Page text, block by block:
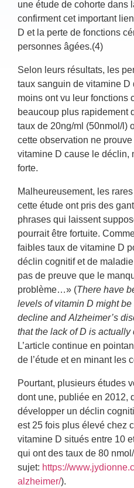
une étude de cohorte dans
confirment cet important
D et la perte de fonctions
personnes âgées.(4)
Selon leurs résultats, les
taux sanguin de vitamine
moins ont vu leur fonctions
beaucoup plus rapidement
taux de 20ng/ml (50nmol/l)
cette observation ne
vitamine D cause le déclin,
forte.
Malheureusement, les
cette étude ont pris des
phrases qui laissent
pourrait être fortuite.
faibles taux de vitamine D
déclin cognitif et de
pas de preuve que le
problème…» (There have
levels of vitamin D might
decline and Alzheimer’s
that the lack of D is
L’article continue en
de l’étude et en minant les
Pourtant, plusieurs études
dont une, publiée en 2012,
développer un déclin
est 25 fois plus élevé chez
vitamine D situés entre 10
qui ont des taux de 80
sujet: https://
alzheimer/).